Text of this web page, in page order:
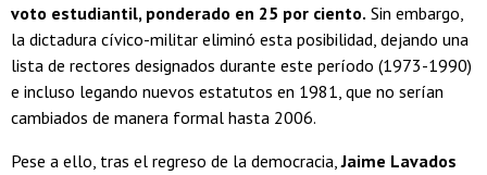
voto estudiantil, ponderado en 25 por ciento. Sin embargo,
la dictadura cívico-militar eliminó esta posibilidad, dejando una
lista de rectores designados durante este período (1973-1990)
e incluso legando nuevos estatutos en 1981, que no serían
cambiados de manera formal hasta 2006.
Pese a ello, tras el regreso de la democracia,Jaime Lavados